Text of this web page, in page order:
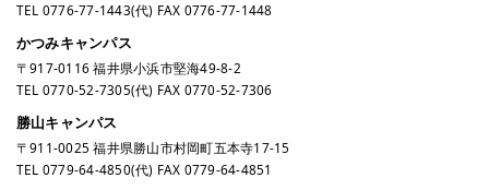
TEL 0776-77-1443(代) FAX 0776-77-1448
かつみキャンパス
〒917-0116 福井県小浜市堅海49-8-2
TEL 0770-52-7305(代) FAX 0770-52-7306
勝山キャンパス
〒911-0025 福井県勝山市村岡町五本寺17-15
TEL 0779-64-4850(代) FAX 0779-64-4851